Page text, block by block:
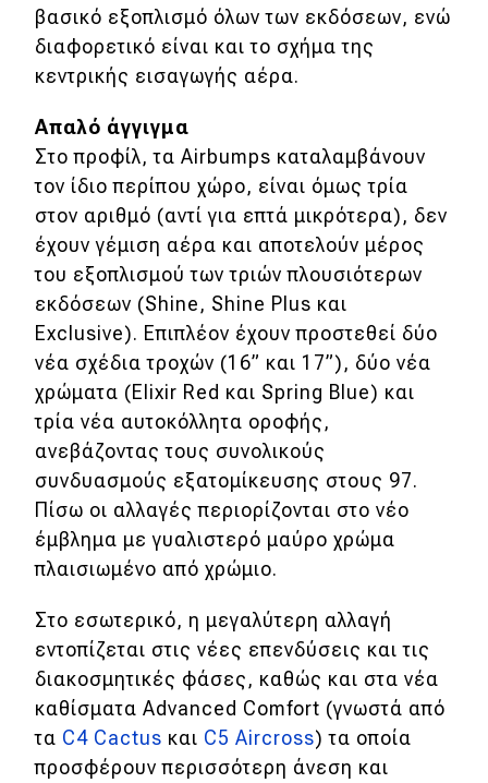
Αγώνες
Formula 1
WRC
Motorsport
Eco
Νέα
Τεχνολογία
Mobility
Σταθμοί φόρτισης
Classic
Νέα
DRIVE Away
MOTO
βασικό εξοπλισμό όλων των εκδόσεων, ενώ
διαφορετικό είναι και το σχήμα της
κεντρικής εισαγωγής αέρα.
Απαλό άγγιγμα
Στο προφίλ, τα Airbumps καταλαμβάνουν
τον ίδιο περίπου χώρο, είναι όμως τρία
στον αριθμό (αντί για επτά μικρότερα), δεν
έχουν γέμιση αέρα και αποτελούν μέρος
του εξοπλισμού των τριών πλουσιότερων
εκδόσεων (Shine, Shine Plus και
Exclusive). Επιπλέον έχουν προστεθεί δύο
νέα σχέδια τροχών (16” και 17”), δύο νέα
χρώματα (Elixir Red και Spring Blue) και
τρία νέα αυτοκόλλητα οροφής,
ανεβάζοντας τους συνολικούς
συνδυασμούς εξατομίκευσης στους 97.
Πίσω οι αλλαγές περιορίζονται στο νέο
έμβλημα με γυαλιστερό μαύρο χρώμα
πλαισιωμένο από χρώμιο.
Στο εσωτερικό, η μεγαλύτερη αλλαγή
εντοπίζεται στις νέες επενδύσεις και τις
διακοσμητικές φάσες, καθώς και στα νέα
καθίσματα Advanced Comfort (γνωστά από
τα C4 Cactus και C5 Aircross) τα οποία
προσφέρουν περισσότερη άνεση και